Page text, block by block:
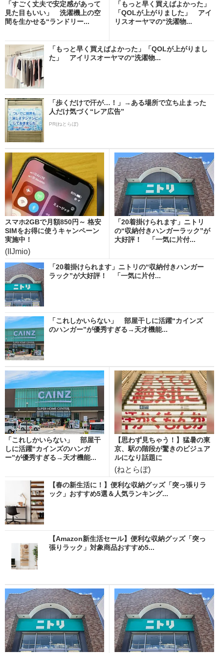
「すごく丈夫で安定感があって
見た目もいい」 洗濯機上の空
間を生かせる“ランドリー...
「もっと早く買えばよかった」
「QOLが上がりました」 アイ
リスオーヤマの“洗濯物...
「もっと早く買えばよかった」「QOLが上がりまし
た」 アイリスオーヤマの“洗濯物...
「歩くだけで汗が…！」→ある場所で立ち止まった
人だけ気づく“レア広告”
PR(ねとらぼ)
スマホ2GBで月額850円～ 格安
SIMをお得に使うキャンペーン
実施中！
(IIJmio)
「20着掛けられます」ニトリ
の“収納付きハンガーラック”が
大好評！ 「一気に片付...
「20着掛けられます」ニトリの“収納付きハンガー
ラック”が大好評！ 「一気に片付...
「これしかいらない」 部屋干しに活躍“カインズ
のハンガー”が優秀すぎる→天才機能...
「これしかいらない」 部屋干
しに活躍“カインズのハンガ
ー”が優秀すぎる→天才機能...
【思わず見ちゃう！】猛暑の東
京、駅の階段が驚きのビジュア
ルになり話題に
(ねとらぼ)
【春の新生活に！】便利な収納グッズ「突っ張りラ
ック」おすすめ5選＆人気ランキング...
【Amazon新生活セール】便利な収納グッズ「突っ
張りラック」対象商品おすすめ5...